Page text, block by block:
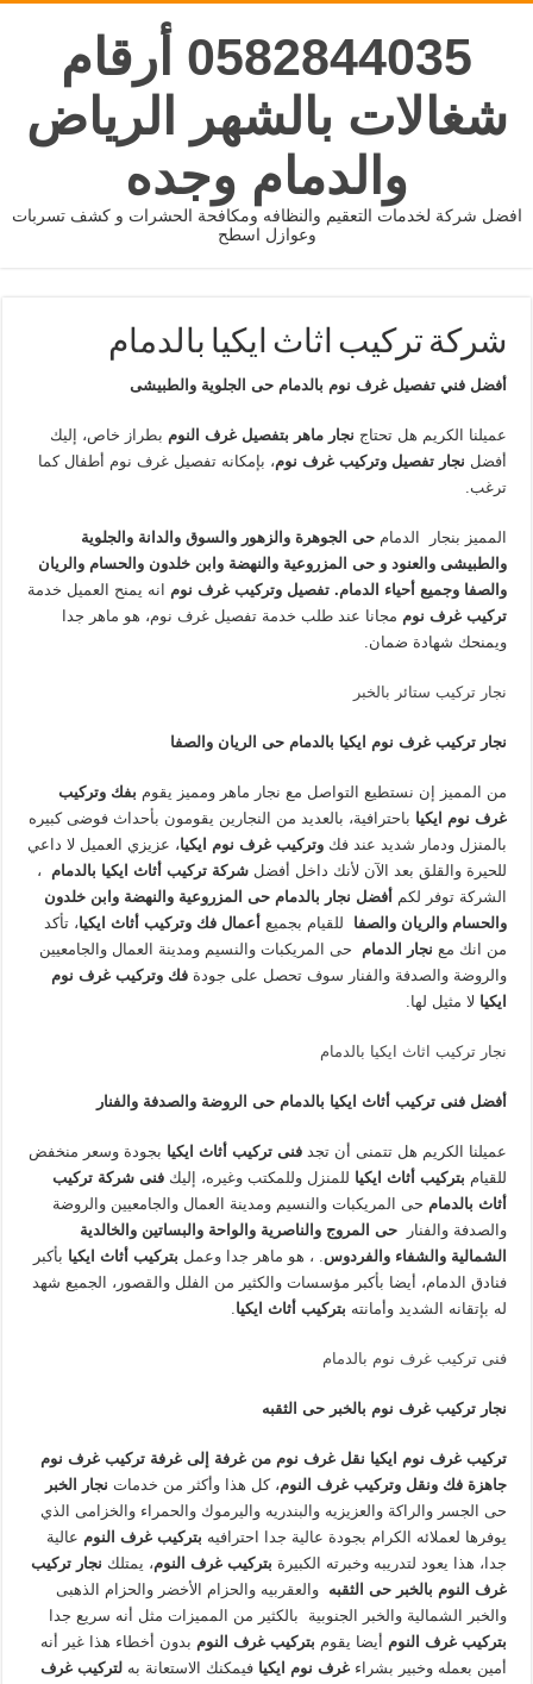
0582844035 أرقام
شغالات بالشهر الرياض
والدمام وجده
افضل شركة لخدمات التعقيم والنظافه ومكافحة الحشرات و كشف تسربات
وعوازل اسطح
شركة تركيب اثاث ايكيا بالدمام
أفضل فني تفصيل غرف نوم بالدمام حى الجلوية والطبيشى
عميلنا الكريم هل تحتاج نجار ماهر بتفصيل غرف النوم بطراز خاص، إليك
أفضل نجار تفصيل وتركيب غرف نوم، بإمكانه تفصيل غرف نوم أطفال كما
ترغب.
المميز بنجار الدمامحى الجوهرة والزهور والسوق والدانة والجلوية
والطبيشى والعنود و حى المزروعية والنهضة وابن خلدون والحسام والريان
والصفا وجميع أحياء الدمام.تفصيل وتركيب غرف نوم انه يمنح العميل خدمة
تركيب غرف نوم مجانا عند طلب خدمة تفصيل غرف نوم، هو ماهر جدا
ويمنحك شهادة ضمان.
نجار تركيب ستائر بالخبر
نجار تركيب غرف نوم ايكيا بالدمام حى الريان والصفا
من المميز إن نستطيع التواصل مع نجار ماهر ومميز يقوم بفك وتركيب
غرف نوم ايكيا باحترافية، بالعديد من النجارين يقومون بأحداث فوضى كبيره
بالمنزل ودمار شديد عند فكوتركيب غرف نوم ايكيا، عزيزي العميل لا داعي
للحيرة والقلق بعد الآن لأنك داخل أفضلشركة تركيب أثاث ايكيا بالدمام ،
الشركة توفر لكم أفضل نجار بالدمام حى المزروعية والنهضة وابن خلدون
والحسام والريان والصفا
للقيام بجميع أعمال فك وتركيب أثاث ايكيا، تأكد
من انك مع نجار الدمام حى المريكبات والنسيم ومدينة العمال والجامعيين
والروضة والصدفة والفنار سوف تحصل على جودةفك وتركيب غرف نوم
ايكيا لا مثيل لها.
نجار تركيب اثاث ايكيا بالدمام
أفضل فنى تركيب أثاث ايكيا بالدمام حى الروضة والصدفة والفنار
عميلنا الكريم هل تتمنى أن تجدفنى تركيب أثاث ايكيا بجودة وسعر منخفض
للقيام بتركيب أثاث ايكيا للمنزل وللمكتب وغيره، إليكفنى شركة تركيب
أثاث بالدمام حى المريكبات والنسيم ومدينة العمال والجامعيين والروضة
والصدفة والفنارحى المروج والناصرية والواحة والبساتين والخالدية
الشمالية والشفاء والفردوس. ، هو ماهر جدا وعمل بتركيب أثاث ايكيا بأكبر
فنادق الدمام، أيضا بأكبر مؤسسات والكثير من الفلل والقصور، الجميع شهد
له بإتقانه الشديد وأمانته بتركيب أثاث ايكيا.
فنى تركيب غرف نوم بالدمام
نجار تركيب غرف نوم بالخبرحى الثقبه
تركيب غرف نوم ايكيا نقل غرف نوم من غرفة إلى غرفة تركيب غرف نوم
جاهزة فك ونقل وتركيب غرف النوم، كل هذا وأكثر من خدمات نجار الخبر
حى الجسر والراكة والعزيزيه والبندريه واليرموك والحمراء والخزامى الذي
يوفرها لعملائه الكرام بجودة عالية جدا احترافيه بتركيب غرف النوم عالية
جدا، هذا يعود لتدريبه وخبرته الكبيرة بتركيب غرف النوم، يمتلك نجار تركيب
غرف النوم بالخبرحى الثقبه والعقربيه والحزام الأخضر والحزام الذهبى
والخبر الشمالية والخبر الجنوبية بالكثير من المميزات مثل أنه سريع جدا
بتركيب غرف النوم أيضا يقوم بتركيب غرف النوم بدون أخطاء هذا غير أنه
أمين بعمله وخبير بشراءغرف نوم ايكيا فيمكنك الاستعانة بهلتركيب غرف